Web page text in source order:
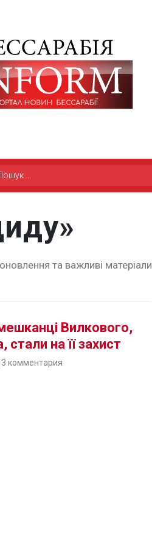
та важливі матеріали
Вилкового,
на її захист
3 комментария